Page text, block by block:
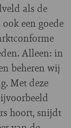
als de
een goede
Alleen: in
beheren wij
Met deze
hoort, snijdt